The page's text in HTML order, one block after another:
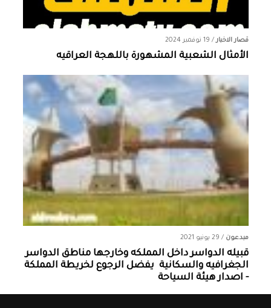
قصار الاخبار/ 19 نوفمبر 2024
الأمثال الشعبية المشهورة باللهجة العراقيه
مبدعون / 29 يونيو 2021
قبيله الدواسر داخل المملكه وخارجها ‏مناطق الدواسر
الجغرافيه والسكانية ‏ يفضل الرجوع لخريطة المملكة
- اصدار هيئة السياحة